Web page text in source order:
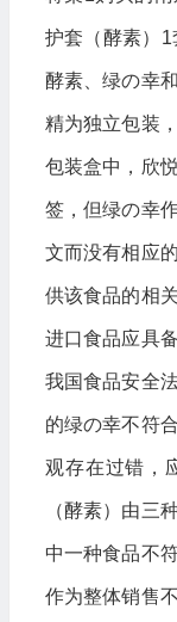
护套（酵素）
酵素、绿の幸
精为独立包装
包装盒中，欣
签，但绿の幸
文而没有相应
供该食品的相
进口食品应具
我国食品安全
的绿の幸不符
观存在过错，
（酵素）由三
中一种食品不
作为整体销售